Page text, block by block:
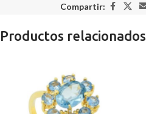
Compartir:
Productos relacionados